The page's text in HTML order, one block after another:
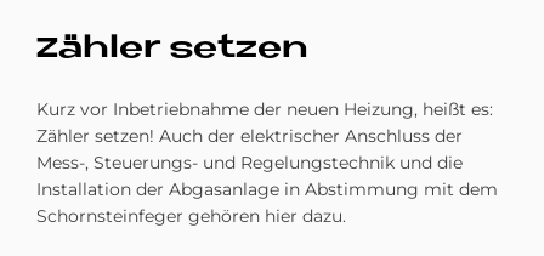
Zäh­ler set­zen
Kurz vor Inbetrieb­nahme der neuen Heizung, heißt es:
Zähler setzen! Auch der elektrischer Anschluss der
Mess-, Steuerungs- und Regelungs­technik und die
Installation der Abgasanlage in Abstimmung mit dem
Schornsteinfeger gehören hier dazu.